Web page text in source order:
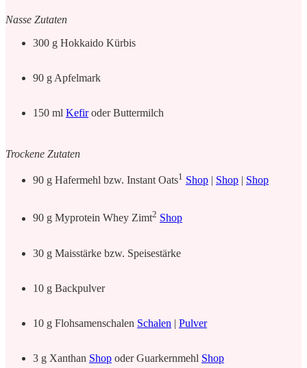
Nasse Zutaten
300 g Hokkaido Kürbis
90 g Apfelmark
150 ml Kefiroder Buttermilch
Trockene Zutaten
90 g Hafermehl bzw. Instant Oats1 Shop Shop Shop
90 g Myprotein Whey Zimt2 Shop
30 g Maisstärke bzw. Speisestärke
10 g Backpulver
10 g Flohsamenschalen Schalen | Pulver
3 g Xanthan Shop oder Guarkernmehl Shop